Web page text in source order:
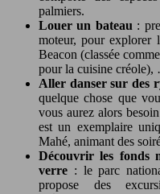
palmiers.
Louer un bateau :
moteur, pour explorer
Beacon (classée
pour la cuisine
Aller danser sur des
quelque chose que
vous aurez alors
est un exemplaire
Mahé, animant des
Découvrir les fonds
verre : le parc
propose des